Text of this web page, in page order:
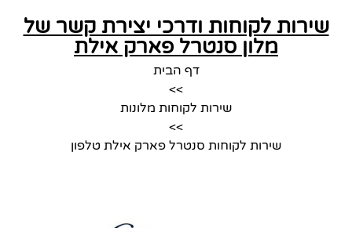
שירות לקוחות ודרכי יצירת קשר של
מלון סנטרל פארק אילת
דף הבית
>>
שירות לקוחות מלונות
>>
שירות לקוחות סנטרל פארק אילת טלפון